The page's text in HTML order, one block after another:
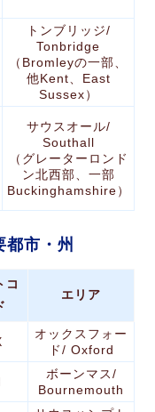
トンブリッジ/
Tonbridge
（Bromleyの一部、
他Kent、East
Sussex）
サウスオール/
Southall
（グレーターロンド
ン北西部、一部
Buckinghamshire）
都市・州
コ
エリア
オックスフォー
ド/ Oxford
ボーンマス/
Bournemouth